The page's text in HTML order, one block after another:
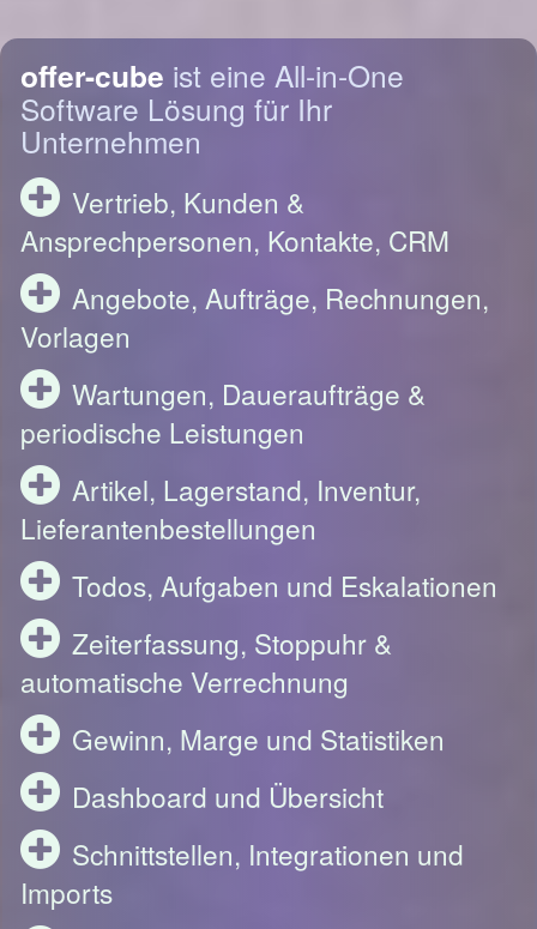
offer-cube ist eine All-in-One
Software Lösung für Ihr
Unternehmen
Vertrieb, Kunden &
Ansprechpersonen, Kontakte, CRM
Angebote, Aufträge, Rechnungen,
Vorlagen
Wartungen, Daueraufträge &
periodische Leistungen
Artikel, Lagerstand, Inventur,
Lieferantenbestellungen
Todos, Aufgaben und Eskalationen
Zeiterfassung, Stoppuhr &
automatische Verrechnung
Gewinn, Marge und Statistiken
Dashboard und Übersicht
Schnittstellen, Integrationen und
Imports